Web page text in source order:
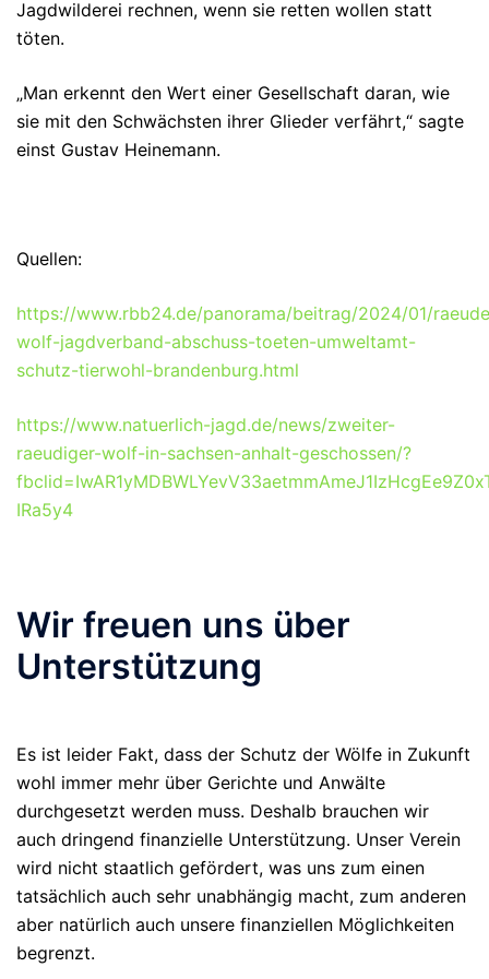
Jagdwilderei rechnen, wenn sie retten wollen statt
töten.
„Man erkennt den Wert einer Gesellschaft daran, wie
sie mit den Schwächsten ihrer Glieder verfährt,“ sagte
einst Gustav Heinemann.
Quellen:
https://www.rbb24.de/panorama/beitrag/2024/01/
wolf-jagdverband-abschuss-toeten-umweltamt-
schutz-tierwohl-brandenburg.html
https://www.natuerlich-jagd.de/news/zweiter-
raeudiger-wolf-in-sachsen-anhalt-geschossen/?
IRa5y4
Wir freuen uns über
Unterstützung
Es ist leider Fakt, dass der Schutz der Wölfe in Zukunft
wohl immer mehr über Gerichte und Anwälte
durchgesetzt werden muss. Deshalb brauchen wir
auch dringend finanzielle Unterstützung. Unser Verein
wird nicht staatlich gefördert, was uns zum einen
tatsächlich auch sehr unabhängig macht, zum anderen
aber natürlich auch unsere finanziellen Möglichkeiten
begrenzt.